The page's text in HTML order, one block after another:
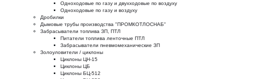
Одноходовые по газу и двухходовые по воздуху
Одноходовые по газу и воздуху
Дробилки
Дымовые трубы производства "ПРОМКОТЛОСНАБ"
Забрасыватели топлива ЗП, ПТЛ
Питатели топлива ленточные ПТЛ
Забрасыватели пневмомеханические ЗП
Золоуловители / циклоны
Циклоны ЦН-15
Циклоны ЦБ
Циклоны БЦ-512